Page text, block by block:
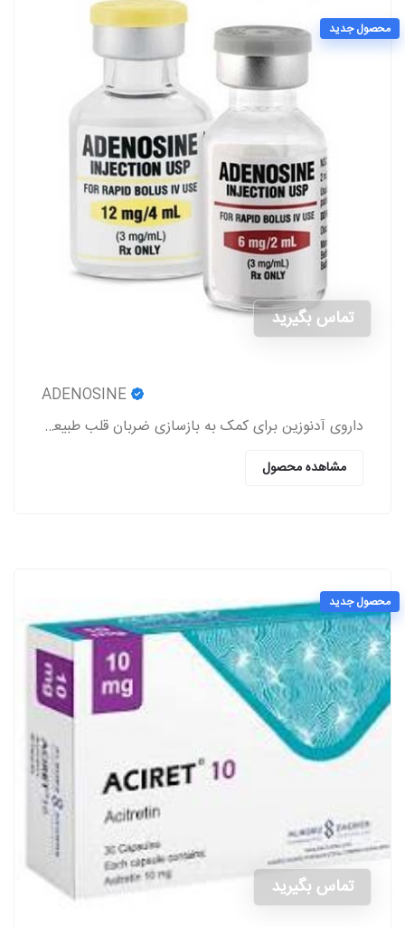
محصول جدید
تماس بگیرید
داروی آدنوزین برای کمک به بازسازی ضربان قلب طبیعی در افرادی که دارای اختلالات ریتم قلب هستند، استفاده می‌شود.
مشاهده محصول
محصول جدید
تماس بگیرید